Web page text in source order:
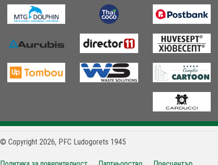
© Copyright 2026, PFC Ludogorets 1945